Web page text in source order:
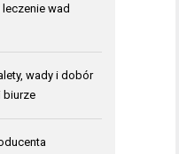
wad
wady i dobór
biurze